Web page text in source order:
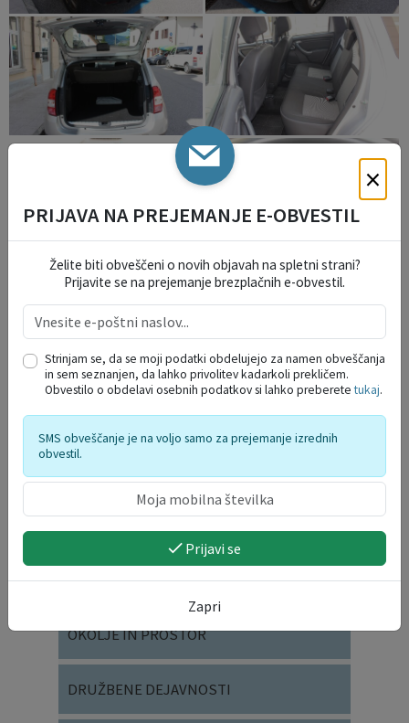
IZPOSTAVLJENO
JAVNI RAZPISI IN JAVNI POZIVI ZA ...
VLOGE IN OBRAZCI
OKOLJE IN PROSTOR
DRUŽBENE DEJAVNOSTI
×
PRIJAVA NA PREJEMANJE E-OBVESTIL
Želite biti obveščeni o novih objavah na spletni strani?
Prijavite se na prejemanje brezplačnih e-obvestil.
Strinjam se, da se moji podatki obdelujejo za namen obveščanja
in sem seznanjen, da lahko privolitev kadarkoli prekličem.
Obvestilo o obdelavi osebnih podatkov si lahko preberetetukaj.
SMS obveščanje je na voljo samo za prejemanje izrednih
obvestil.
Prijavi se
Zapri